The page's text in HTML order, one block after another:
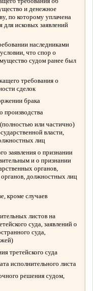
и денежное
по которому уплачена
для исковых заявлений
наследниками
что спор о
судом ранее был
требования о
сделок
брака
производства
или частично)
власти,
лиц
заявления о признании
и о признании
органов,
должностных лиц
кроме случаев
листов на
суда, заявлений о
суда,
третейского суда
исполнительного листа
решения судом,